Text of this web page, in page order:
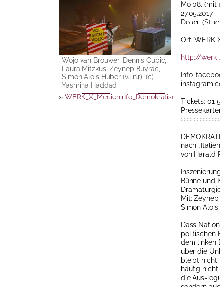
Wojo van Brouwer, Dennis Cubic,
Laura Mitzkus, Zeynep Buyraç,
Simon Alois Huber (v.l.n.r). (c)
Yasmina Haddad
»
Mo 08. (mit
27.05.2017
Do 01.
Ort: WERK
http://
Info:
Tickets: 01
nach
von Harald
Bühne und
Mit:
Simon Alois
Dass
politischen
dem linken
über die
bleibt nicht
häufig
die Aus-